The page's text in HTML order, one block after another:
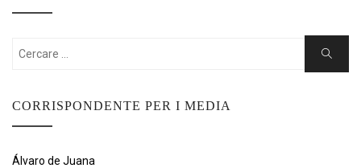
Cercare:
Ricerca
CORRISPONDENTE PER I MEDIA
Álvaro de Juana